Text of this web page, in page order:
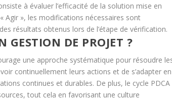
à évaluer l’efficacité de la solution mise en
Agir », les modifications nécessaires sont
résultats obtenus lors de l’étape de vérification.
GESTION DE PROJET ?
une approche systématique pour résoudre
continuellement leurs actions et de s’adapter en
continues et durables. De plus, le cycle PDCA
tout cela en favorisant une culture